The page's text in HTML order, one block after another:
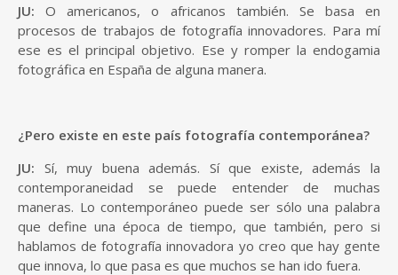
JU: O americanos, o africanos también. Se basa en
procesos de trabajos de fotografía innovadores. Para mí
ese es el principal objetivo. Ese y romper la endogamia
fotográfica en España de alguna manera.
¿Pero existe en este país fotografía contemporánea?
JU: Sí, muy buena además. Sí que existe, además la
contemporaneidad se puede entender de muchas
maneras. Lo contemporáneo puede ser sólo una palabra
que define una época de tiempo, que también, pero si
hablamos de fotografía innovadora yo creo que hay gente
que innova, lo que pasa es que muchos se han ido fuera.